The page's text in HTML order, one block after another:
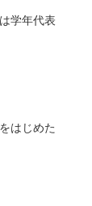
学年代表
はじめた